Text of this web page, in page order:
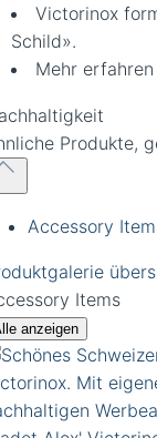
Victorinox
Schild».
Mehr
Produkte,
Accessory
Items
anzeigen